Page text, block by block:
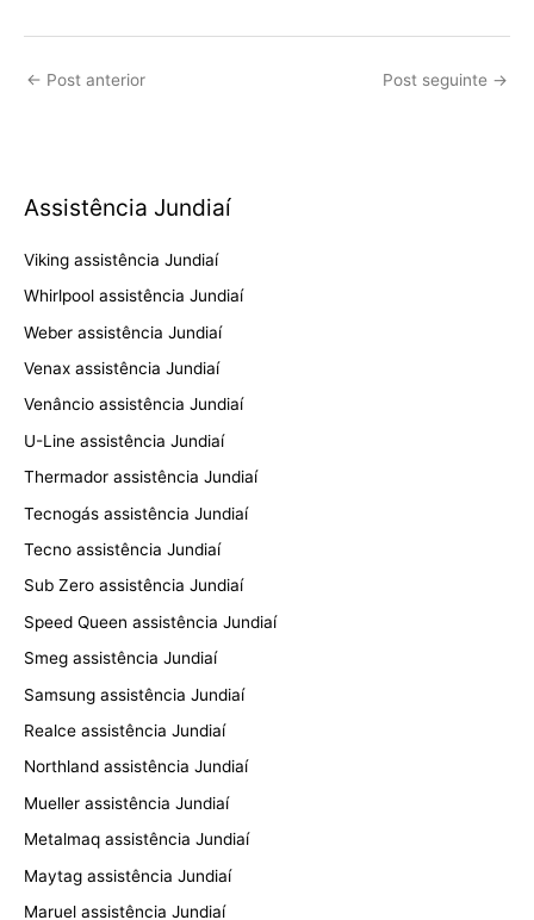
← Post anterior Post seguinte →
Assistência Jundiaí
Viking assistência Jundiaí
Whirlpool assistência Jundiaí
Weber assistência Jundiaí
Venax assistência Jundiaí
Venâncio assistência Jundiaí
U-Line assistência Jundiaí
Thermador assistência Jundiaí
Tecnogás assistência Jundiaí
Tecno assistência Jundiaí
Sub Zero assistência Jundiaí
Speed Queen assistência Jundiaí
Smeg assistência Jundiaí
Samsung assistência Jundiaí
Realce assistência Jundiaí
Northland assistência Jundiaí
Mueller assistência Jundiaí
Metalmaq assistência Jundiaí
Maytag assistência Jundiaí
Maruel assistência Jundiaí